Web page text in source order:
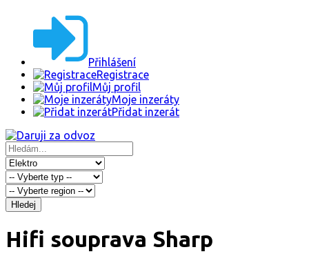
Přihlášení
Registrace
Můj profil
Moje inzeráty
Přidat inzerát
Hledej
Hifi souprava Sharp